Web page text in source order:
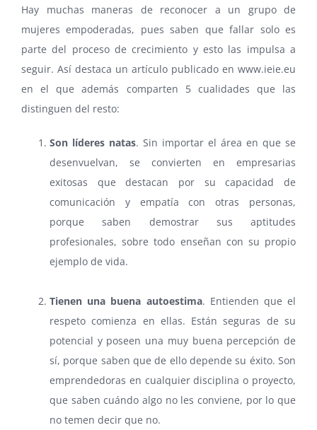
Hay muchas maneras de reconocer a un grupo de
mujeres empoderadas, pues saben que fallar solo es
parte del proceso de crecimiento y esto las impulsa a
seguir. Así destaca un artículo publicado en www.ieie.eu
en el que además comparten 5 cualidades que las
distinguen del resto:
Son líderes natas. Sin importar el área en que se
desenvuelvan, se convierten en empresarias
exitosas que destacan por su capacidad de
comunicación y empatía con otras personas,
porque saben demostrar sus aptitudes
profesionales, sobre todo enseñan con su propio
ejemplo de vida.
Tienen una buena autoestima. Entienden que el
respeto comienza en ellas. Están seguras de su
potencial y poseen una muy buena percepción de
sí, porque saben que de ello depende su éxito. Son
emprendedoras en cualquier disciplina o proyecto,
que saben cuándo algo no les conviene, por lo que
no temen decir que no.